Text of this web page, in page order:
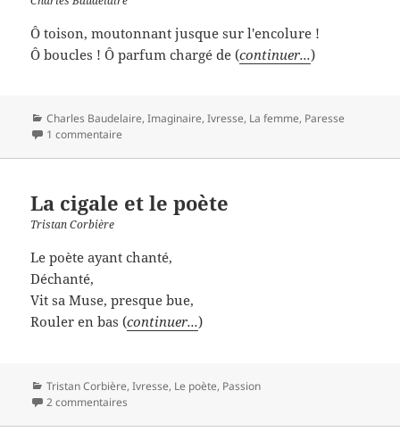
Ô toison, moutonnant jusque sur l'encolure !
Ô boucles ! Ô parfum chargé de (continuer...)
Catégories
Charles Baudelaire,Imaginaire,Ivresse, La femme, Paresse
1 commentaire
La cigale et le poète
Tristan Corbière
Le poète ayant chanté,
Déchanté,
Vit sa Muse, presque bue,
Rouler en bas (continuer...)
Catégories
Tristan Corbière,Ivresse, Le poète, Passion
2 commentaires